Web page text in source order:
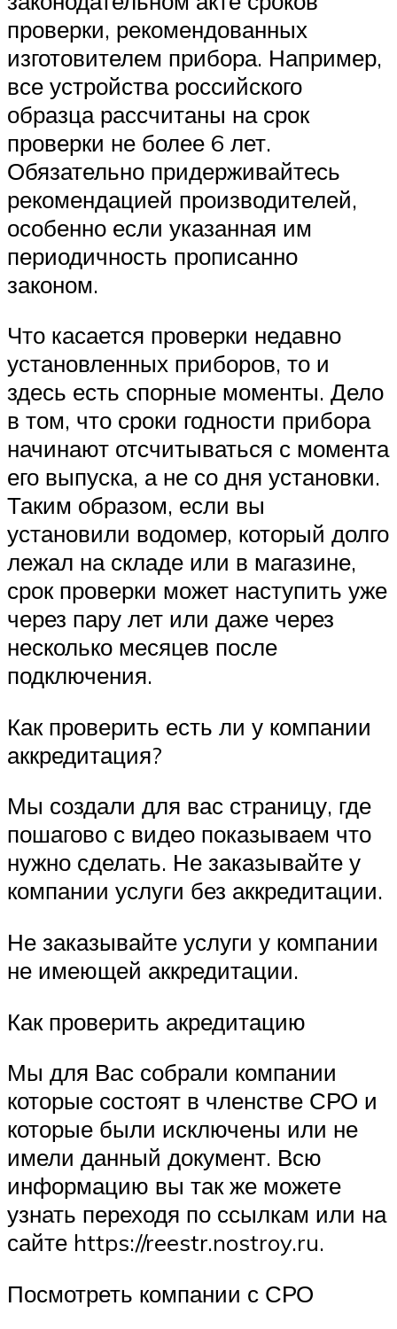
проверки, рекомендованных
изготовителем прибора. Например,
все устройства российского
образца рассчитаны на срок
проверки не более 6 лет.
Обязательно придерживайтесь
рекомендацией производителей,
особенно если указанная им
периодичность прописанно
законом.
Что касается проверки недавно
установленных приборов, то и
здесь есть спорные моменты. Дело
в том, что сроки годности прибора
начинают отсчитываться с момента
его выпуска, а не со дня установки.
Таким образом, если вы
установили водомер, который долго
лежал на складе или в магазине,
срок проверки может наступить уже
через пару лет или даже через
несколько месяцев после
подключения.
Как проверить есть ли у компании
аккредитация?
Мы создали для вас страницу, где
пошагово с видео показываем что
нужно сделать. Не заказывайте у
компании услуги без аккредитации.
Не заказывайте услуги у компании
не имеющей аккредитации.
Как проверить акредитацию
Мы для Вас собрали компании
которые состоят в членстве СРО и
которые были исключены или не
имели данный документ. Всю
информацию вы так же можете
узнать переходя по ссылкам или на
сайте https://reestr.nostroy.ru.
Посмотреть компании с СРО